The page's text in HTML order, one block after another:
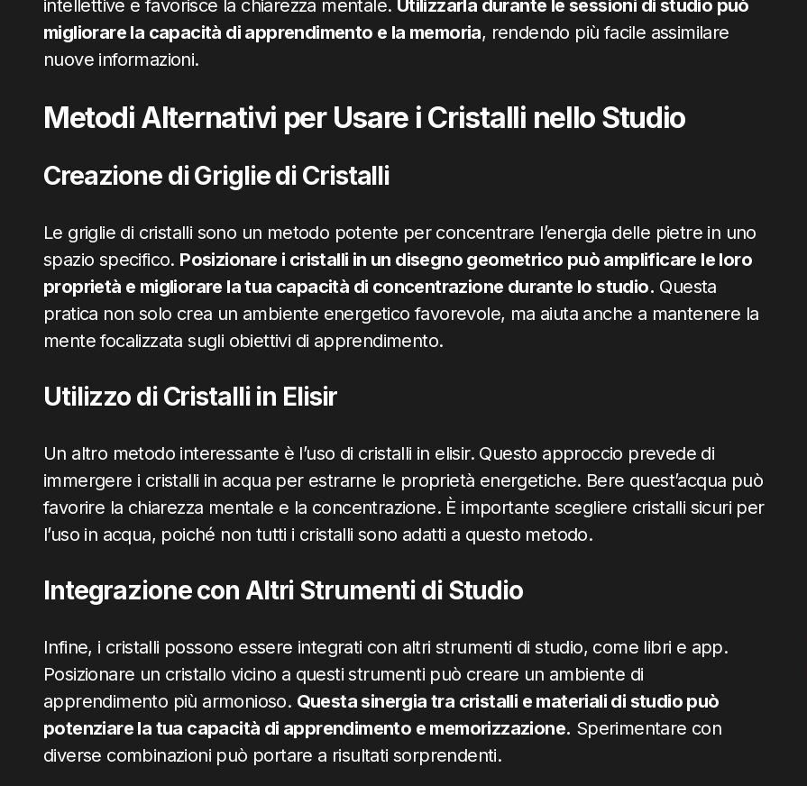
intellettive e favorisce la chiarezza mentale. Utilizzarla durante le sessioni di studio può
migliorare la capacità di apprendimento e la memoria, rendendo più facile assimilare
nuove informazioni.
Metodi Alternativi per Usare i Cristalli nello Studio
Creazione di Griglie di Cristalli
Le griglie di cristalli sono un metodo potente per concentrare l’energia delle pietre in uno
spazio specifico. Posizionare i cristalli in un disegno geometrico può amplificare le loro
proprietà e migliorare la tua capacità di concentrazione durante lo studio. Questa
pratica non solo crea un ambiente energetico favorevole, ma aiuta anche a mantenere la
mente focalizzata sugli obiettivi di apprendimento.
Utilizzo di Cristalli in Elisir
Un altro metodo interessante è l’uso di cristalli in elisir. Questo approccio prevede di
immergere i cristalli in acqua per estrarne le proprietà energetiche. Bere quest’acqua può
favorire la chiarezza mentale e la concentrazione. È importante scegliere cristalli sicuri per
l’uso in acqua, poiché non tutti i cristalli sono adatti a questo metodo.
Integrazione con Altri Strumenti di Studio
Infine, i cristalli possono essere integrati con altri strumenti di studio, come libri e app.
Posizionare un cristallo vicino a questi strumenti può creare un ambiente di
apprendimento più armonioso. Questa sinergia tra cristalli e materiali di studio può
potenziare la tua capacità di apprendimento e memorizzazione. Sperimentare con
diverse combinazioni può portare a risultati sorprendenti.